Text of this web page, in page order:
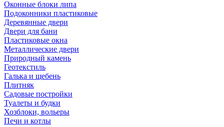
Оконные блоки липа
Подоконники пластиковые
Деревянные двери
Двери для бани
Пластиковые окна
Металлические двери
Природный камень
Геотекстиль
Галька и щебень
Плитняк
Садовые постройки
Туалеты и будки
Хозблоки, вольеры
Печи и котлы